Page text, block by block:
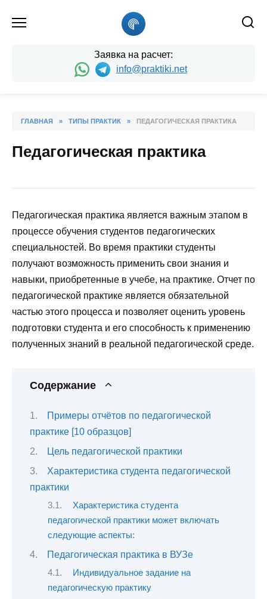
Заявка на расчет:
info@praktiki.net
ГЛАВНАЯ » ТИПЫ ПРАКТИК » ПЕДАГОГИЧЕСКАЯ ПРАКТИКА
Педагогическая практика
Педагогическая практика является важным этапом в
процессе обучения студентов педагогических
специальностей. Во время практики студенты
получают возможность применить свои знания и
навыки, приобретенные в учебе, на практике. Отчет по
педагогической практике является обязательной
частью этого процесса и позволяет оценить уровень
подготовки студента и его способность к применению
полученных знаний в реальной педагогической среде.
Содержание
Примеры отчётов по педагогической
практике [10 образцов]
Цель педагогической практики
Характеристика студента педагогической
практики
Характеристика студента
педагогической практики может включать
следующие аспекты:
Педагогическая практика в ВУЗе
Индивидуальное задание на
педагогическую практику